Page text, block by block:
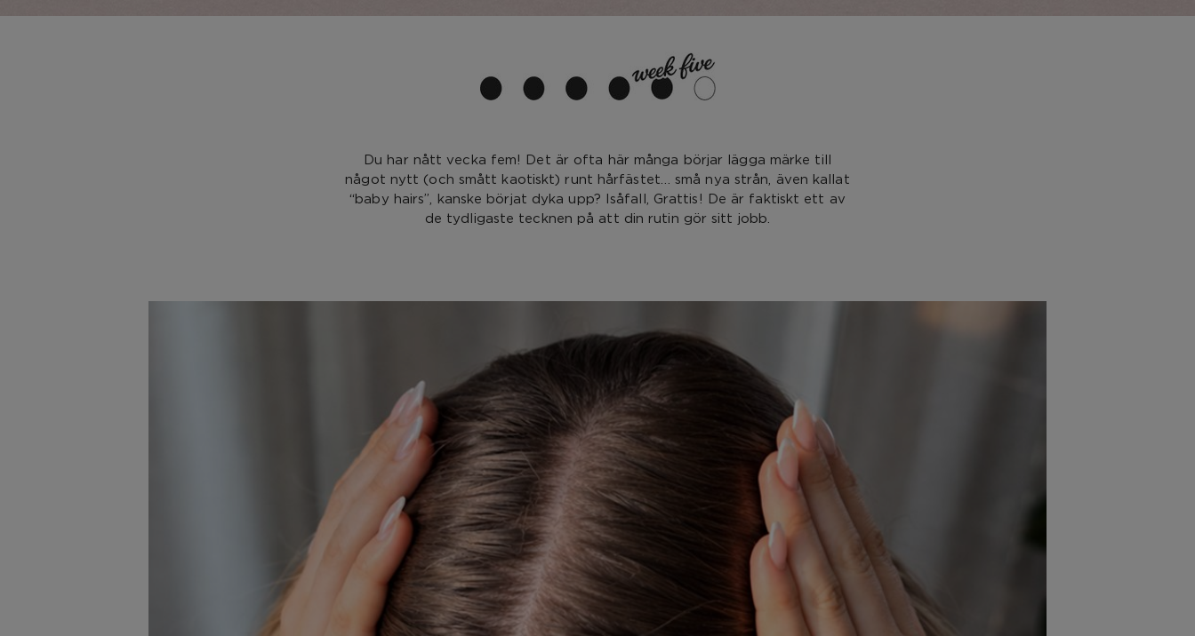
Du har nått vecka fem! Det är ofta här många börjar lägga märke till
något nytt (och smått kaotiskt) runt hårfästet… små nya strån, även kallat
“baby hairs”, kanske börjat dyka upp? Isåfall, Grattis! De är faktiskt ett av
de tydligaste tecknen på att din rutin gör sitt jobb.